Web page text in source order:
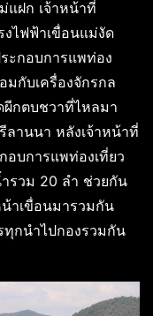
แฝก เจ้าหน้าที่
ไฟฟ้าเขื่อนแม่งัด
ะกอบการแพท่อง
มกับเครื่องจักรกล
ผีกตบชวาที่ไหลมา
านนา หลังเจ้าหน้าที่
บการแพท่องเที่ยว
ำรวม 20 ลำ ช่วยกัน
าเขื่อนมารวมกัน
กนำไปกองรวมกัน